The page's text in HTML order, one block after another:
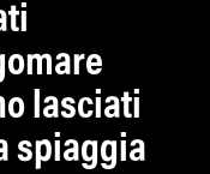
lasciati
spiaggia